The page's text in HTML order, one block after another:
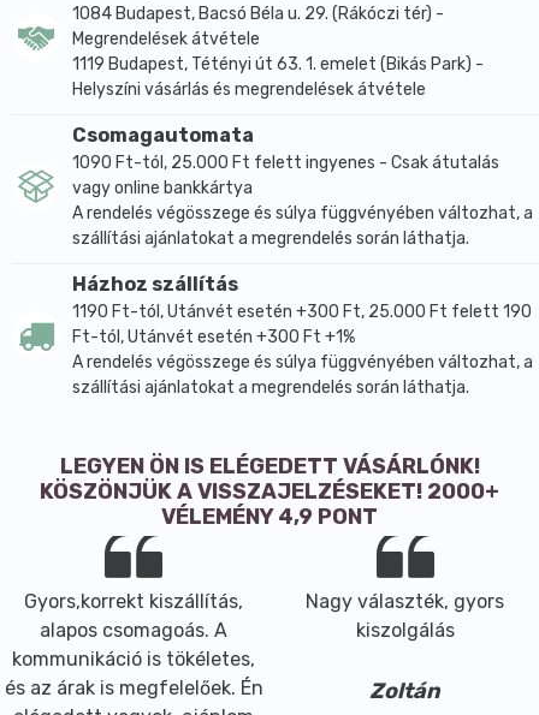
gyulladás tüneteit
Segíti a vesemedence-gyulladás gyógyulását
Gyógyír lehet hüvelyi fertőzések esetén
Mezei zsúrló tea elkészítése:
1 púpozott teáskanál mezei zsurlót egy edénybe
teszünk, majd leforrázzuk 250 ml vízzel. Leszűrés
előtt 15 percig állni hagyjuk. Naponta maximum
három csészével fogyasszunk belőle, és minden
csésze tea után ajánlott inni egy pohár vizet.
Száraz és hűvős helyen tárolandó.
1084 Budapest, Bacsó Béla u. 29. (Rákóczi tér) -
Megrendelések átvétele
1119 Budapest, Tétényi út 63. 1. emelet (Bikás Park) -
Helyszíni vásárlás és megrendelések átvétele
Csomagautomata
1090 Ft-tól, 25.000 Ft felett ingyenes - Csak átutalás
vagy online bankkártya
A rendelés végösszege és súlya függvényében változhat, a
szállítási ajánlatokat a megrendelés során láthatja.
Házhoz szállítás
1190 Ft-tól, Utánvét esetén +300 Ft, 25.000 Ft felett 190
Ft-tól, Utánvét esetén +300 Ft +1%
A rendelés végösszege és súlya függvényében változhat, a
szállítási ajánlatokat a megrendelés során láthatja.
LEGYEN ÖN IS ELÉGEDETT VÁSÁRLÓNK!
KÖSZÖNJÜK A VISSZAJELZÉSEKET! 2000+
VÉLEMÉNY 4,9 PONT
Gyors,korrekt kiszállítás,
alapos csomagoás. A
kommunikáció is tökéletes,
és az árak is megfelelőek. Én
Nagy választék, gyors
kiszolgálás
Zoltán